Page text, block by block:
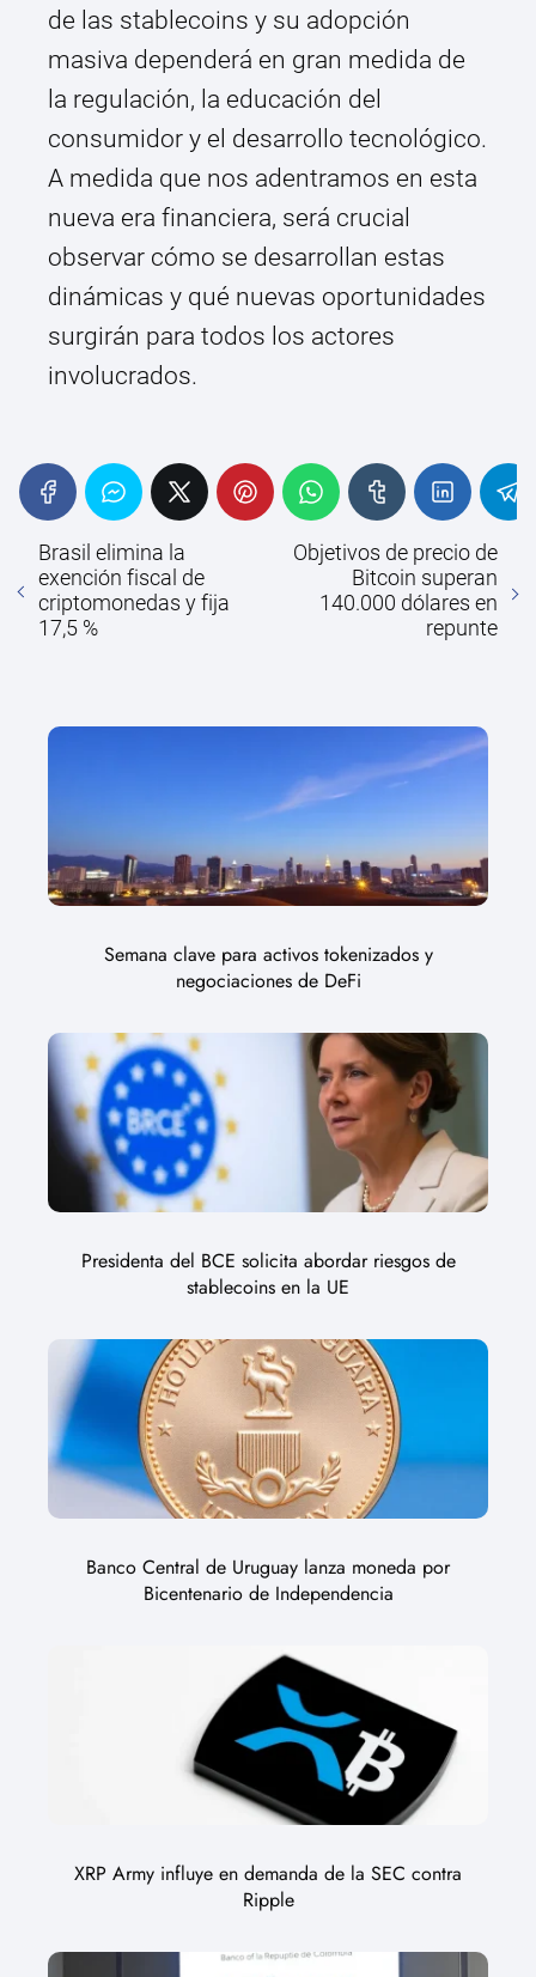
de las stablecoins y su adopción
masiva dependerá en gran medida de
la regulación, la educación del
consumidor y el desarrollo tecnológico.
A medida que nos adentramos en esta
nueva era financiera, será crucial
observar cómo se desarrollan estas
dinámicas y qué nuevas oportunidades
surgirán para todos los actores
involucrados.
Brasil elimina la
exención fiscal de
criptomonedas y fija
17,5 %
Objetivos de precio de
Bitcoin superan
140.000 dólares en
repunte
Semana clave para activos tokenizados y
negociaciones de DeFi
Presidenta del BCE solicita abordar riesgos de
stablecoins en la UE
Banco Central de Uruguay lanza moneda por
Bicentenario de Independencia
XRP Army influye en demanda de la SEC contra
Ripple